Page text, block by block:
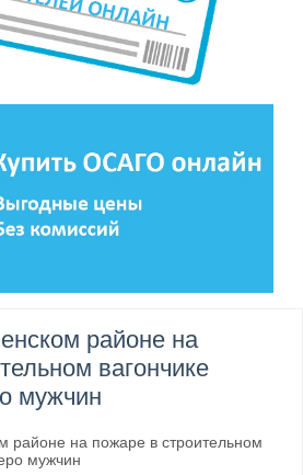
районе на
вагончике
мужчин